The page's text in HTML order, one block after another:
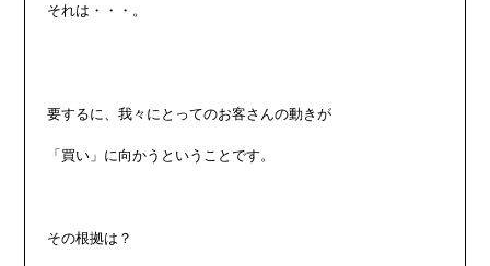
それは・・・。
要するに、我々にとってのお客さんの動きが
「買い」に向かうということです。
その根拠は？